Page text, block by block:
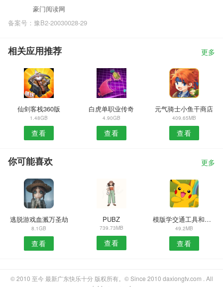
豪门阅读网
备案号：豫B2-20030028-29
相关应用推荐 更多
仙剑客栈360版
1.48GB
查看
白虎单职业传奇
4.90GB
查看
元气骑士小鱼干商店
409.65MB
查看
你可能喜欢 更多
逃脱游戏血溅万圣劫
8.1GB
查看
PUBZ
739.73MB
查看
模版学交通工具和颜色
49.2MB
查看
© 2010 至今 最新广东快乐十分 版权所有。© Since 2010 daxiongtv.com . All